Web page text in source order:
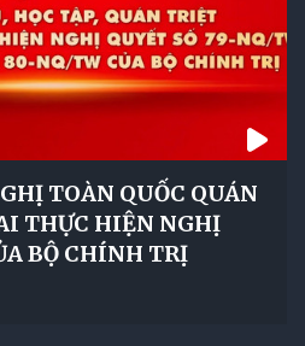
TOÀN QUỐC QUÁN
THỰC HIỆN NGHỊ
BỘ CHÍNH TRỊ